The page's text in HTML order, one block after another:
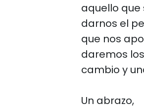
aquello
darnos el
que nos
daremos
cambio y
Un abrazo,